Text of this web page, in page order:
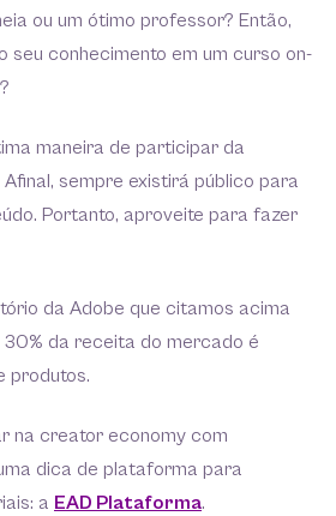
ou um ótimo professor? Então,
seu conhecimento em um curso on-
maneira de participar da
sempre existirá público para
Portanto, aproveite para fazer
da Adobe que citamos acima
da receita do mercado é
produtos.
na creator economy com
dica de plataforma para
a EAD Plataforma.